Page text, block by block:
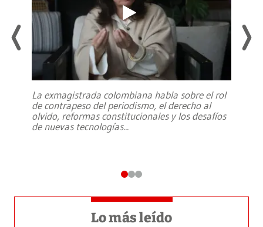
La exmagistrada colombiana habla sobre el rol
de contrapeso del periodismo, el derecho al
olvido, reformas constitucionales y los desafíos
de nuevas tecnologías...
Lo más leído